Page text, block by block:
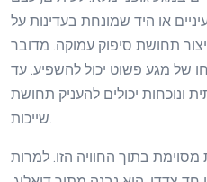
או היד שמונחת בעדינות על
תחושת סיפוק עמוקה. מדובר
של מגע פשוט יכול להשפיע. עד
ונוכחות יכולים להעניק תחושת
שייכות.
בתוך החוויה הזו. למרות